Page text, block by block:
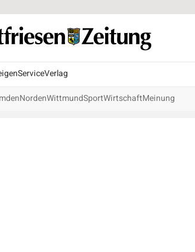
ServiceVerlag
NordenWittmundSportWirtschaftMeinung